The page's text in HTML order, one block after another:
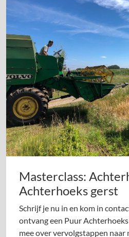
Masterclass:
Achterhoeks gerst
Schrijf je nu in en kom in
ontvang een Puur
mee over vervolgstappen naar